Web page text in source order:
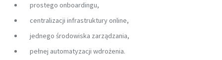
prostego onboardingu,
centralizacji infrastruktury online,
jednego środowiska zarządzania,
pełnej automatyzacji wdrożenia.